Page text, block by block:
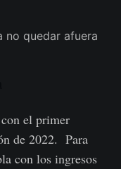
el primer
de 2022. Para
con los ingresos